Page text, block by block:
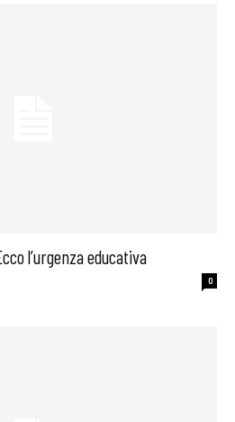
l’urgenza educativa
0